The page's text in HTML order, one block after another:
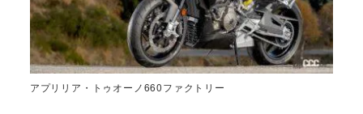
アプリリア・トゥオーノ660ファクトリー